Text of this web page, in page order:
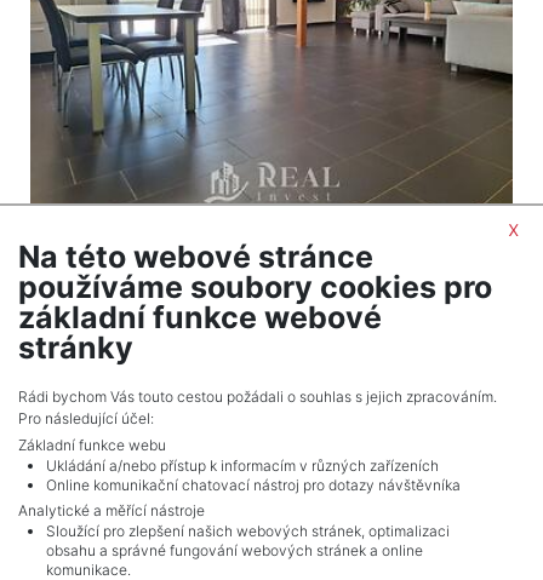
Dům na prodej / rodinný dům / 524 m
Skršín
12 990 000 Kč (za nemovitost) Cena včetně
poplatků, včetně provize, včetně právního servisu
Celkem1inzerátů.
x
Na této webové stránce
používáme soubory cookies pro
základní funkce webové
stránky
Rádi bychom Vás touto cestou požádali o souhlas s jejich zpracováním.
Pro následující účel:
Základní funkce webu
Ukládání a/nebo přístup k informacím v různých zařízeních
Online komunikační chatovací nástroj pro dotazy návštěvníka
Analytické a měřící nástroje
Sloužící pro zlepšení našich webových stránek, optimalizaci
obsahu a správné fungování webových stránek a online
komunikace.